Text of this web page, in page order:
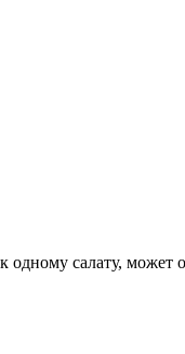
одному салату, может